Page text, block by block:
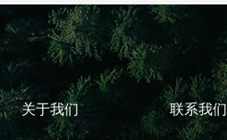
关于我们 联系我们